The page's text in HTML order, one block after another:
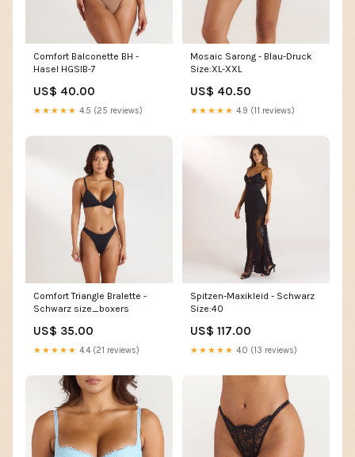
Comfort Balconette BH -
Hasel HGSIB-7
US$ 40.00
★★★★★ 4.5 (25 reviews)
Mosaic Sarong - Blau-Druck
Size:XL-XXL
US$ 40.50
★★★★★ 4.9 (11 reviews)
Comfort Triangle Bralette -
Schwarz size_boxers
US$ 35.00
★★★★★ 4.4 (21 reviews)
Spitzen-Maxikleid - Schwarz
Size:40
US$ 117.00
★★★★★ 4.0 (13 reviews)